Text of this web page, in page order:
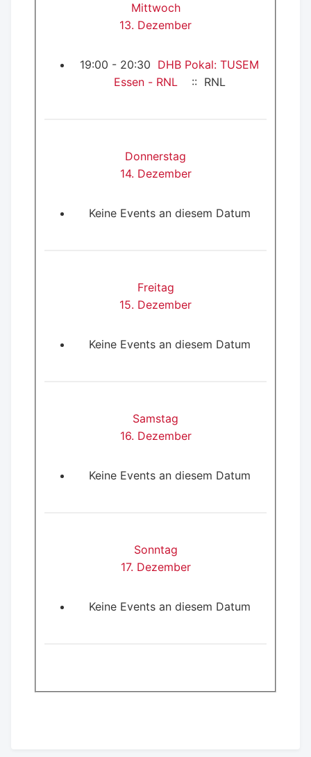
Mittwoch
13. Dezember
19:00 - 20:30 DHB Pokal: TUSEM
Essen - RNL
:: RNL
Donnerstag
14. Dezember
Keine Events an diesem Datum
Freitag
15. Dezember
Keine Events an diesem Datum
Samstag
16. Dezember
Keine Events an diesem Datum
Sonntag
17. Dezember
Keine Events an diesem Datum